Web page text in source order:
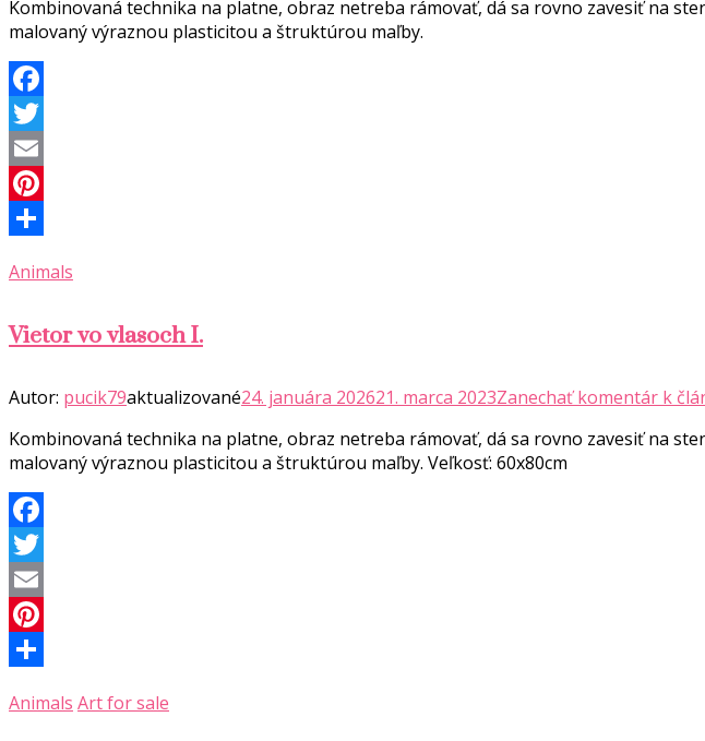
Kombinovaná technika na platne, obraz netreba rámovať, dá sa rovno zavesiť na
malovaný výraznou plasticitou a štruktúrou maľby.
Facebook
Twitter
Email
Pinterest
Animals
Vietor vo vlasoch I.
Autor: pucik79aktualizované24. januára 202621. marca 2023Zanechať komentár k
Kombinovaná technika na platne, obraz netreba rámovať, dá sa rovno zavesiť na
malovaný výraznou plasticitou a štruktúrou maľby. Veľkosť: 60x80cm
Facebook
Twitter
Email
Pinterest
Animals Art for sale